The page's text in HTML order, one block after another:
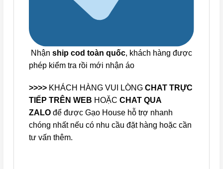
Nhận ship cod toàn quốc, khách hàng được
phép kiểm tra rồi mới nhận áo
>>>>KHÁCH HÀNG VUI LÒNG CHAT TRỰC
TIẾP TRÊN WEB HOẶC CHAT QUA
ZALOđể được Gạo House hỗ trợ nhanh
chóng nhất nếu có nhu cầu đặt hàng hoặc cần
tư vấn thêm.